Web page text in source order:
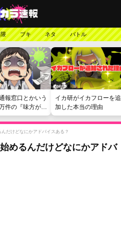
ブキ ネタ バトル
報窓口とかいう
件の『味方が弱
を読まされる苦
イカ研がイカフローを追
加した本当の理由
だけどなにかアドバイスある？
めるんだけどなにかアドバ